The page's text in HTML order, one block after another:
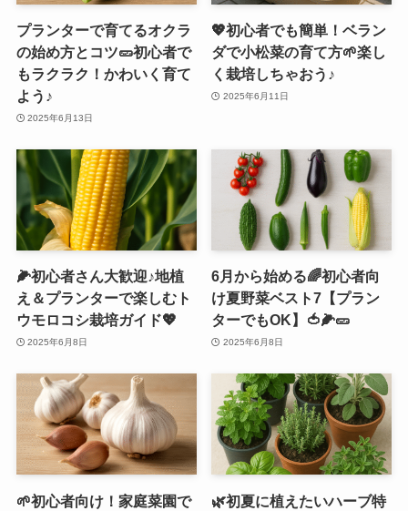
プランターで育てるオクラ
の始め方とコツ🥒初心者で
もラクラク！かわいく育て
よう♪
2025年6月13日
💖初心者でも簡単！ベラン
ダで小松菜の育て方🌱楽し
く栽培しちゃおう♪
2025年6月11日
🌽初心者さん大歓迎♪地植
え＆プランターで楽しむト
ウモロコシ栽培ガイド💖
2025年6月8日
6月から始める🌈初心者向
け夏野菜ベスト7【プラン
ターでもOK】🍅🌽🥒
2025年6月8日
🌱初心者向け！家庭菜園で
🌿初夏に植えたいハーブ特